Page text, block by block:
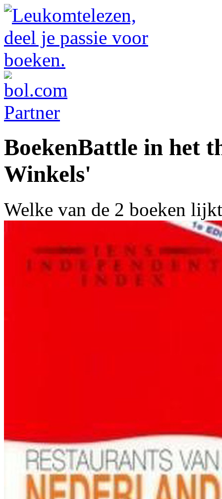
BoekenBattle in het
Winkels'
Welke van de 2 boeken